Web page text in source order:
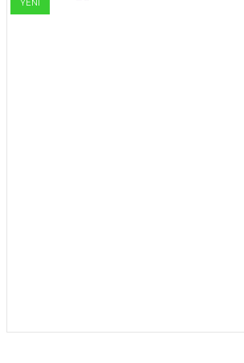
YENİ